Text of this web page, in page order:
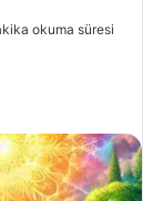
okuma süresi